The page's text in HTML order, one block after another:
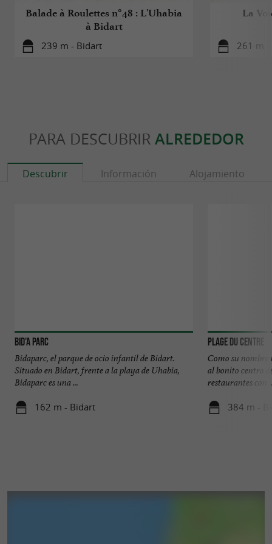
Balade à Roulettes n°48 : L'Uhabia
à Bidart
239 m - Bidart
La
261 m
PARA DESCUBRIR ALREDEDOR
Descubrir Información Alojamiento
Bid'A Parc
Bidaparc, el parque de ocio infantil de Bidart.
Situado en Bidart, frente a la playa de Uhabia,
Bidaparc es una ...
162 m - Bidart
Plage du Centre
Como su nombre
al bonito centro
restaurantes con
384 m -